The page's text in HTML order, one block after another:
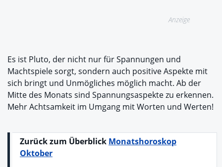
Anzeige
Es ist Pluto, der nicht nur für Spannungen und
Machtspiele sorgt, sondern auch positive Aspekte mit
sich bringt und Unmögliches möglich macht. Ab der
Mitte des Monats sind Spannungsaspekte zu erkennen.
Mehr Achtsamkeit im Umgang mit Worten und Werten!
Zurück zum Überblick Monatshoroskop
Oktober